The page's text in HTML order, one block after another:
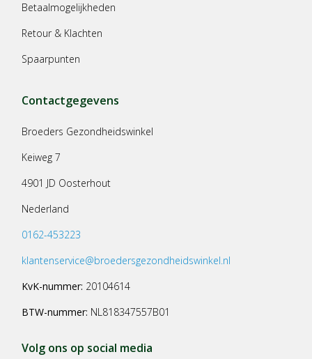
Betaalmogelijkheden
Retour & Klachten
Spaarpunten
Contactgegevens
Broeders Gezondheidswinkel
Keiweg 7
4901 JD Oosterhout
Nederland
0162-453223
klantenservice@broedersgezondheidswinkel.nl
KvK-nummer: 20104614
BTW-nummer: NL818347557B01
Volg ons op social media